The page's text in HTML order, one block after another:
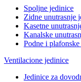
Spoljne jedinice
Zidne unutrasnje
Kasetne
Kanalske
Podne i
Ventilacione jedinice
Jedinice za